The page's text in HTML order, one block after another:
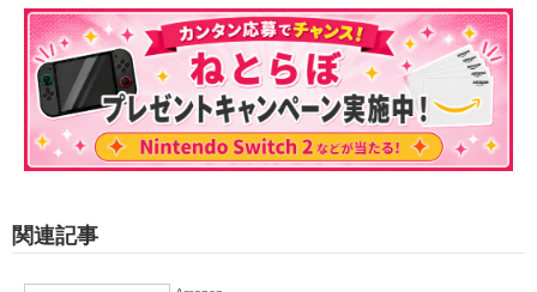
関連記事